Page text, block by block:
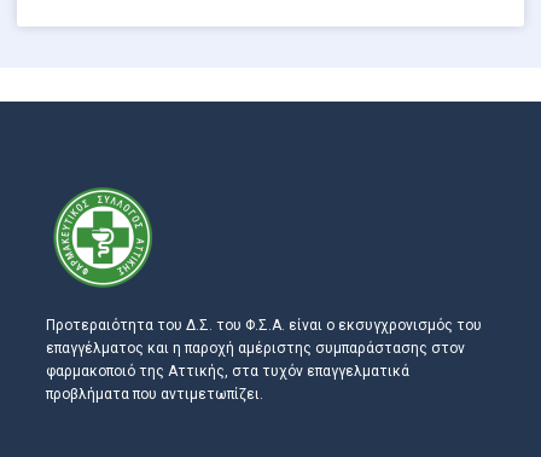
Προτεραιότητα του Δ.Σ. του Φ.Σ.Α. είναι ο εκσυγχρονισμός του
επαγγέλματος και η παροχή αμέριστης συμπαράστασης στον
φαρμακοποιό της Αττικής, στα τυχόν επαγγελματικά
προβλήματα που αντιμετωπίζει.